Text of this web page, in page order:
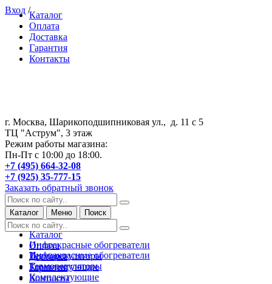
Каталог
Оплата
Доставка
Гарантия
Контакты
Вход /
г. Москва, Шарикоподшипниковая ул., д. 11 с 5
ТЦ "Аструм", 3 этаж
Режим работы магазина:
Пн-Пт с 10:00 до 18:00.
+7 (495) 664-32-08
+7 (925) 35-777-15
Заказать обратный звонок
Каталог Меню Поиск
Каталог
Оплата
Доставка
Гарантия
Контакты
Инфракрасные обогреватели
Терморегуляторы
Комплектующие
Инфракрасные обогреватели
Терморегуляторы
Комплектующие